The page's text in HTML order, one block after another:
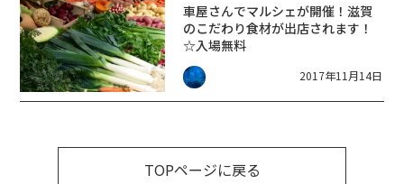
車屋さんでマルシェが開催！滋賀
のこだわり食材が出店されます！
☆入場無料
2017年11月14日
TOPページに戻る